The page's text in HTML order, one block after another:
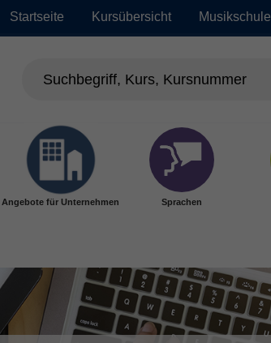
Startseite Kursübersicht Musikschule
Angebote für Unternehmen Sprachen